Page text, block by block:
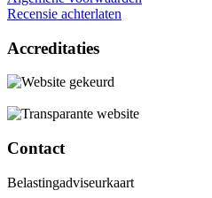
Recensie achterlaten
Accreditaties
Contact
Belastingadviseurkaart